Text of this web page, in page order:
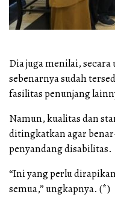
Dia juga menilai,
sebenarnya sudah
fasilitas penunjang
Namun, kualitas dan
ditingkatkan agar
penyandang disabilitas.
“Ini yang perlu
semua,” ungkapnya. (*)